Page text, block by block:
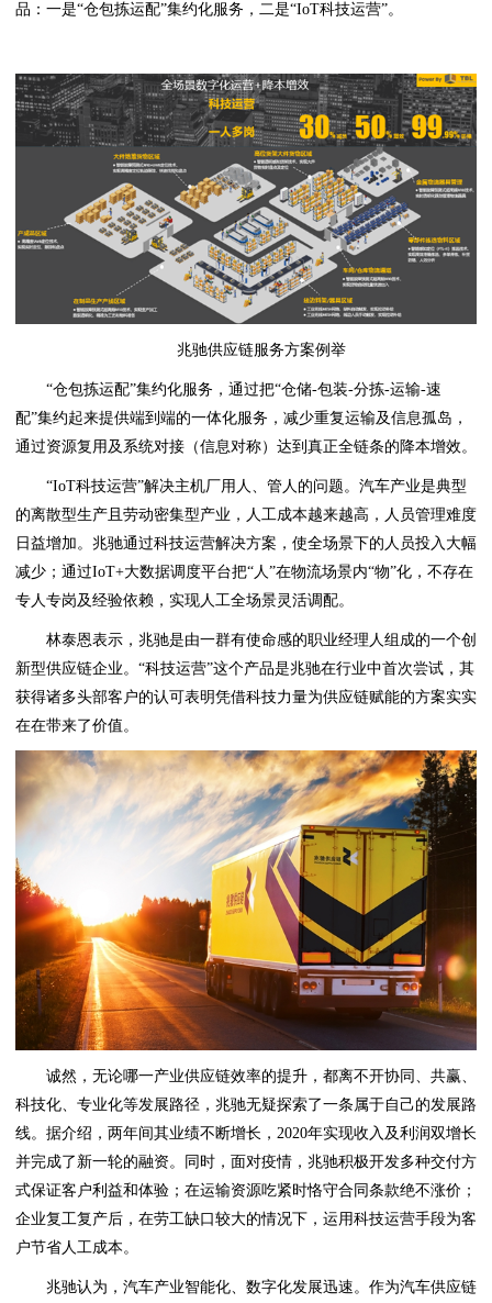
品：一是“仓包拣运配”集约化服务，二是“IoT科技运营”。
兆驰供应链服务方案例举
“仓包拣运配”集约化服务，通过把“仓储-包装-分拣-运输-速
配”集约起来提供端到端的一体化服务，减少重复运输及信息孤岛，
通过资源复用及系统对接（信息对称）达到真正全链条的降本增效。
“IoT科技运营”解决主机厂用人、管人的问题。汽车产业是典型
的离散型生产且劳动密集型产业，人工成本越来越高，人员管理难度
日益增加。兆驰通过科技运营解决方案，使全场景下的人员投入大幅
减少；通过IoT+大数据调度平台把“人”在物流场景内“物”化，不存在
专人专岗及经验依赖，实现人工全场景灵活调配。
林泰恩表示，兆驰是由一群有使命感的职业经理人组成的一个创
新型供应链企业。“科技运营”这个产品是兆驰在行业中首次尝试，其
获得诸多头部客户的认可表明凭借科技力量为供应链赋能的方案实实
在在带来了价值。
诚然，无论哪一产业供应链效率的提升，都离不开协同、共赢、
科技化、专业化等发展路径，兆驰无疑探索了一条属于自己的发展路
线。据介绍，两年间其业绩不断增长，2020年实现收入及利润双增长
并完成了新一轮的融资。同时，面对疫情，兆驰积极开发多种交付方
式保证客户利益和体验；在运输资源吃紧时恪守合同条款绝不涨价；
企业复工复产后，在劳工缺口较大的情况下，运用科技运营手段为客
户节省人工成本。
兆驰认为，汽车产业智能化、数字化发展迅速。作为汽车供应链